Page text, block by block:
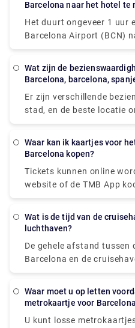
daarentegen is alleen
metrolink. De totale
5,90 (Aerobus-tarief) + €
rijden vanaf de
uur.
Barcelona naar het hotel te
Het duurt ongeveer 1 uur
Barcelona Airport (BCN)
via Zona Universitària en
(BCN) naar W Barcelona
Joan de Borbó - Moll de
en 9 meter. trein operators
Wat zijn de bezienswaardigheden in het centrum van
Barcelona, barcelona,
Er zijn verschillende
stad, en de beste locatie
Rambla, of je nu
naar deze straat om de
theaters, die allemaal zijn
modernistische stijl.
verbazingwekkende
waarschijnlijk zullen
la Sagrada Familia en La
museum is gevestigd dat
Waar kan ik kaartjes voor het stadsvervoer van
Barcelona kopen?
Tickets kunnen online
website of de TMB App
tickets en reiskaarten.
evenals per e-mail. U
invoeren om het ticket af
Als je je ticket nog niet
tickets'.
Wat is de tijd van de cruisehaven van Barcelona naar de
luchthaven?
De gehele afstand tussen
Barcelona en de
totale reistijd met een
Waar moet u op letten voordat u een dagelijks
metrokaartje voor
U kunt losse